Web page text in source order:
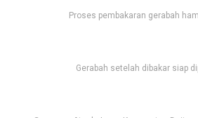
Proses pembakaran gerabah
Gerabah setelah dibakar siap